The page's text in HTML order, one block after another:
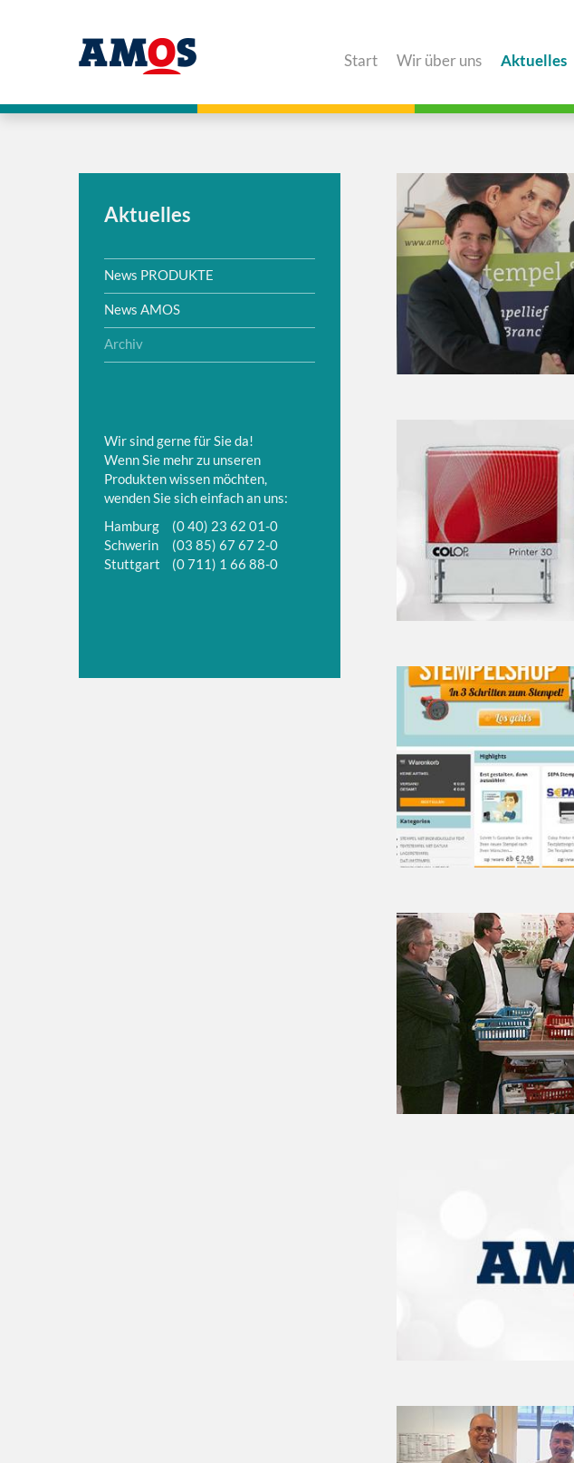
Start Wir über uns Aktuelles
Aktuelles
News PRODUKTE
News AMOS
Archiv
Wir sind gerne für Sie da!
Wenn Sie mehr zu unseren
Produkten wissen möchten,
wenden Sie sich einfach an uns:
Hamburg
(0 40) 23 62 01-0
Schwerin
(03 85) 67 67 2-0
Stuttgart
(0 711) 1 66 88-0